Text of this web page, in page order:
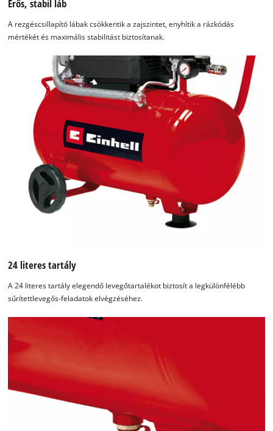
Erős, stabil láb
A rezgéscsillapító lábak csökkentik a zajszintet, enyhítik a rázkódás
mértékét és maximális stabilitást biztosítanak.
24 literes tartály
A 24 literes tartály elegendő levegőtartalékot biztosít a legkülönfélébb
sűrítettlevegős-feladatok elvégzéséhez.